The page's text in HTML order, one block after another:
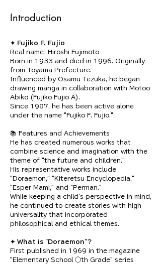
Introduction
✦ Fujiko F. Fujio
Real name: Hiroshi Fujimoto
Born in 1933 and died in 1996. Originally
from Toyama Prefecture.
Influenced by Osamu Tezuka, he began
drawing manga in collaboration with Motoo
Abiko (Fujiko Fujio A).
Since 1987, he has been active alone
under the name "Fujiko F. Fujio."
📚 Features and Achievements
He has created numerous works that
combine science and imagination with the
theme of "the future and children."
His representative works include
"Doraemon," "Kiteretsu Encyclopedia,"
"Esper Mami," and "Perman."
While keeping a child's perspective in mind,
he continued to create stories with high
universality that incorporated
philosophical and ethical themes.
✦ What is "Doraemon"?
First published in 1969 in the magazine
"Elementary School ◯th Grade" series